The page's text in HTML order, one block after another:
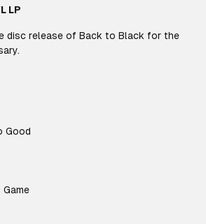
LP
disc release of Back to Black for the
Good
Game